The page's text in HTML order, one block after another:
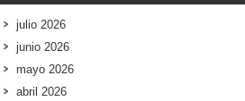
julio 2026
junio 2026
mayo 2026
abril 2026